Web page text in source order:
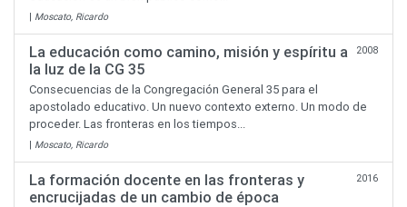
| Moscato, Ricardo
La educación como camino, misión y espíritu a
la luz de la CG 35
2008
Consecuencias de la Congregación General 35 para el
apostolado educativo. Un nuevo contexto externo. Un modo de
proceder. Las fronteras en los tiempos...
| Moscato, Ricardo
La formación docente en las fronteras y
encrucijadas de un cambio de época
2016